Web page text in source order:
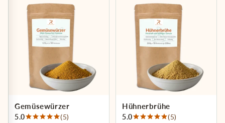
Gemüsewürzer
5.0 (5)
Hühnerbrühe
5.0 (5)